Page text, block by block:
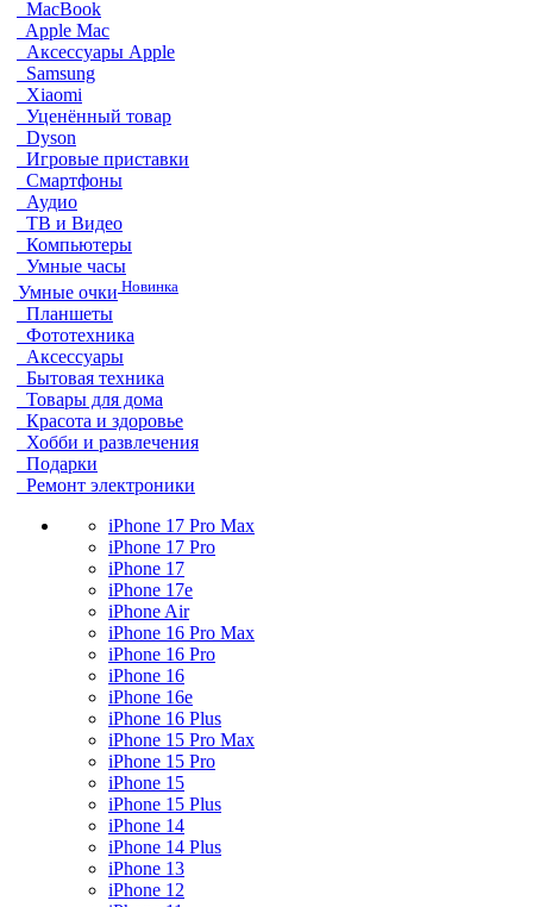
MacBook
Apple Mac
Аксессуары Apple
Samsung
Xiaomi
Уценённый товар
Dyson
Игровые приставки
Смартфоны
Аудио
ТВ и Видео
Компьютеры
Умные часы
Умные очки Новинка
Планшеты
Фототехника
Аксессуары
Бытовая техника
Товары для дома
Красота и здоровье
Хобби и развлечения
Подарки
Ремонт электроники
iPhone 17 Pro Max
iPhone 17 Pro
iPhone 17
iPhone 17e
iPhone Air
iPhone 16 Pro Max
iPhone 16 Pro
iPhone 16
iPhone 16e
iPhone 16 Plus
iPhone 15 Pro Max
iPhone 15 Pro
iPhone 15
iPhone 15 Plus
iPhone 14
iPhone 14 Plus
iPhone 13
iPhone 12